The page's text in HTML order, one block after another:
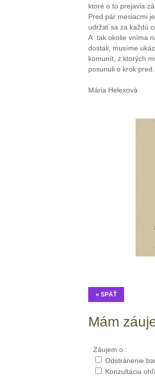
ktoré o to prejavia
Pred pár mesiacmi
udržať sa za každú
A tak okolie vníma
dostali, musíme
komunít, z ktorých
posunuli o krok
Mária Helexová
« SPÄŤ
Mám
Záujem o :
Odstránenie
Konzultácia